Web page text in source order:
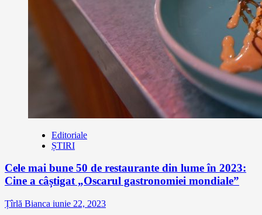
Editoriale
ȘTIRI
Cele mai bune 50 de restaurante din lume în 2023:
Cine a câștigat „Oscarul gastronomiei mondiale”
Țîrlă Bianca iunie 22, 2023